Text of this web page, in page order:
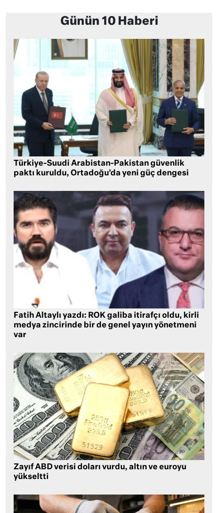
Günün 10 Haberi
Türkiye-Suudi Arabistan-Pakistan güvenlik
paktı kuruldu, Ortadoğu’da yeni güç dengesi
Fatih Altaylı yazdı: ROK galiba itirafçı oldu, kirli
medya zincirinde bir de genel yayın yönetmeni
var
Zayıf ABD verisi doları vurdu, altın ve euroyu
yükseltti